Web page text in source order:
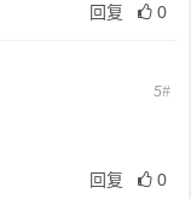
回复 0
5#
回复 0